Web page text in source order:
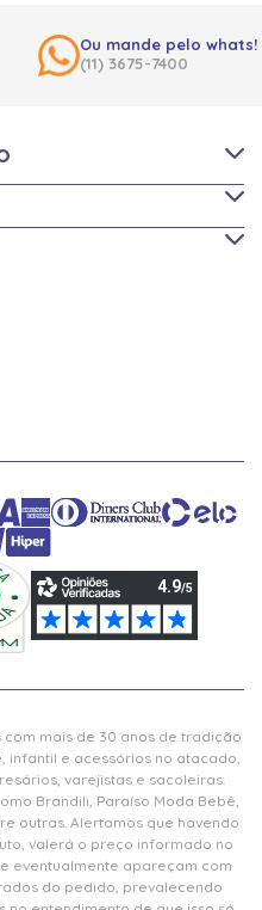
Ou mande pelo whats!
(11) 3675-7400
mais de 30 anos de tradição
e acessórios no atacado,
varejistas e sacoleiras.
Brandili, Paraíso Moda Bebê,
outras. Alertamos que havendo
valerá o preço informado no
eventualmente apareçam com
do pedido, prevalecendo